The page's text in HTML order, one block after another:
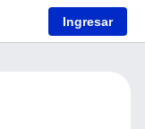
Ingresar